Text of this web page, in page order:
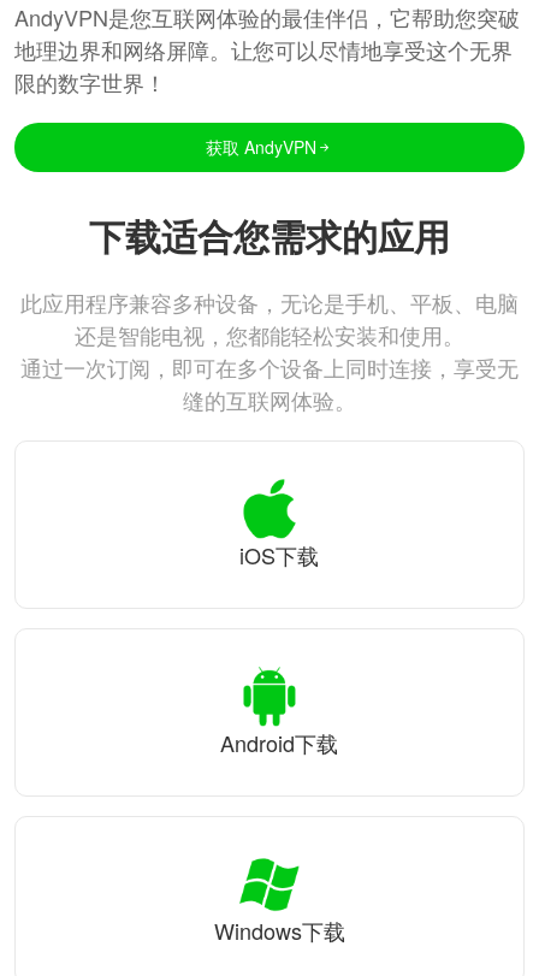
AndyVPN是您互联网体验的最佳伴侣，它帮助您突破
地理边界和网络屏障。让您可以尽情地享受这个无界
限的数字世界！
获取 AndyVPN
下载适合您需求的应用
此应用程序兼容多种设备，无论是手机、平板、电脑
还是智能电视，您都能轻松安装和使用。
通过一次订阅，即可在多个设备上同时连接，享受无
缝的互联网体验。
iOS下载
Android下载
Windows下载